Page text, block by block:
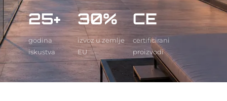
25+
godina
iskustva
30%
izvoz u zemlje
EU
CE
certificirani
proizvodi